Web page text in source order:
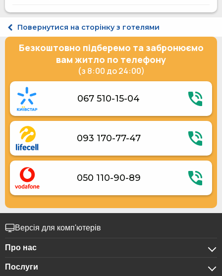
Стандарт одномісний 5 поверх
Стандарт двомісний Twin
Сімейний тримісний
Напівлюкс двомісний
Люкс 4-місний
Повернутися на сторінку з готелями
Безкоштовно підберемо та забронюємо
вам житло по телефону
(з 8:00 до 24:00)
067 510-15-04
093 170-77-47
050 110-90-89
Версія для комп'ютерів
Про нас
Про компанію
Послуги